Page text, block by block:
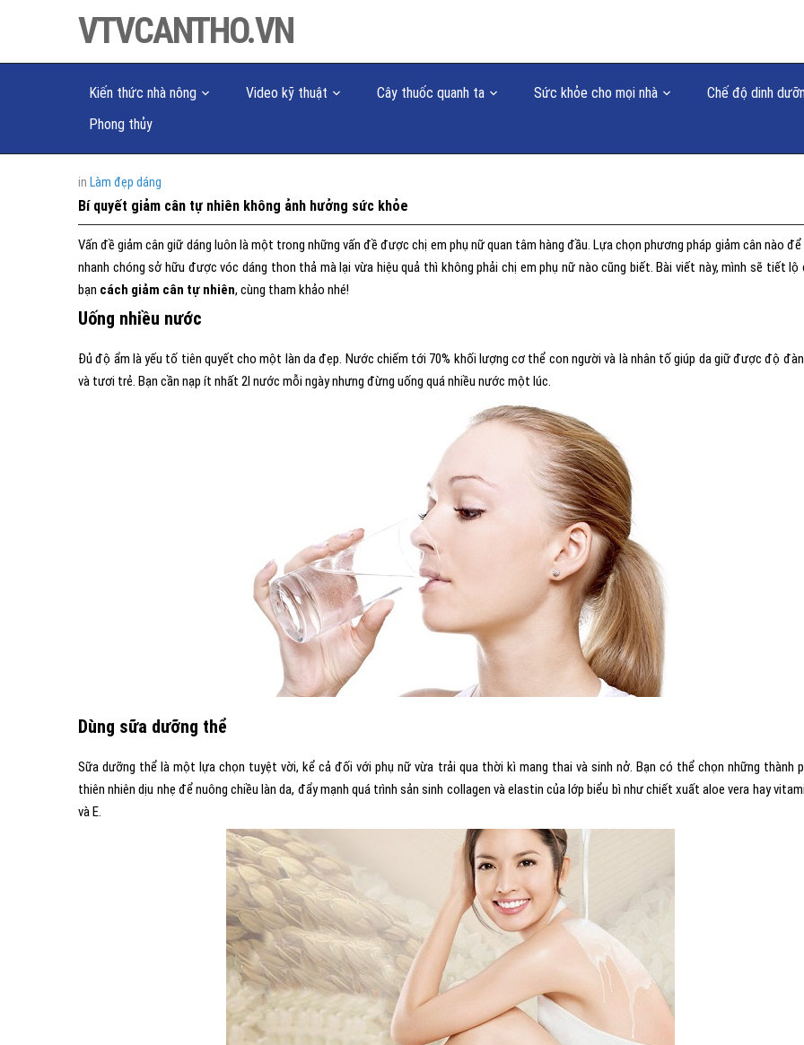
VTVCANTHO.VN
Kiến thức nhà nông Video kỹ thuật Cây thuốc quanh ta Sức khỏe cho mọi nhà
Chế độ dinh
Phong thủy
in Làm đẹp dáng
Bí quyết giảm cân tự nhiên không ảnh hưởng sức khỏe
Vấn đề giảm cân giữ dáng luôn là một trong những vấn đề được chị em phụ nữ quan tâm hàng đầu. Lựa chọn phương pháp giảm cân nào để
nhanh chóng sở hữu được vóc dáng thon thả mà lại vừa hiệu quả thì không phải chị em phụ nữ nào cũng biết. Bài viết này, mình sẽ tiết lộ
bạn cách giảm cân tự nhiên, cùng tham khảo nhé!
Uống nhiều nước
Đủ độ ẩm là yếu tố tiên quyết cho một làn da đẹp. Nước chiếm tới 70% khối lượng cơ thể con người và là nhân tố giúp da giữ được độ
và tươi trẻ. Bạn cần nạp ít nhất 2l nước mỗi ngày nhưng đừng uống quá nhiều nước một lúc.
Dùng sữa dưỡng thể
Sữa dưỡng thể là một lựa chọn tuyệt vời, kể cả đối với phụ nữ vừa trải qua thời kì mang thai và sinh nở. Bạn có thể chọn những thành
thiên nhiên dịu nhẹ để nuông chiều làn da, đẩy mạnh quá trình sản sinh collagen và elastin của lớp biểu bì như chiết xuất aloe vera hay
và E.